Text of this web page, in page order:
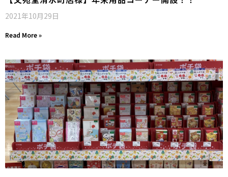
2021年10月29日
Read More »